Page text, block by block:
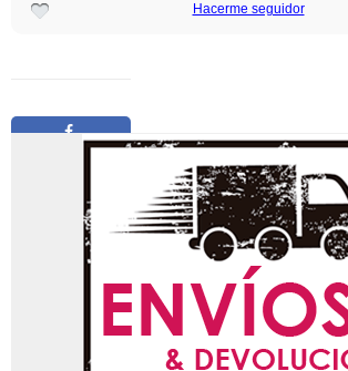
Hacerme seguidor
Compartir
Pin